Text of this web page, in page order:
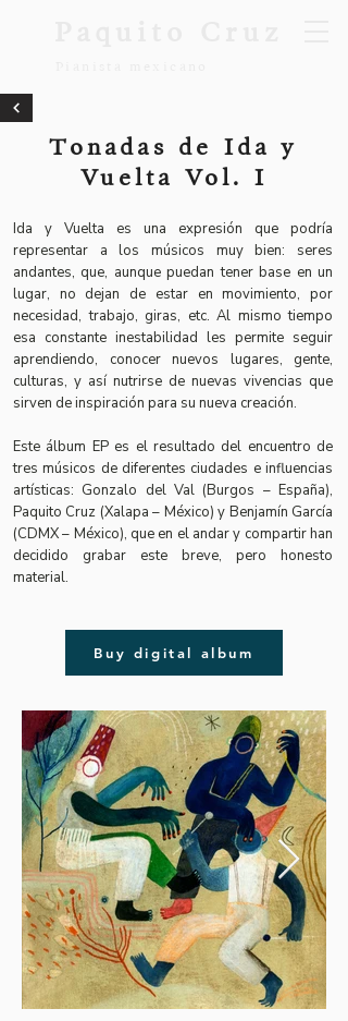
Tonadas de Ida y
Vuelta Vol. I
Ida y Vuelta es una expresión que podría
representar a los músicos muy bien: seres
andantes, que, aunque puedan tener base en un
lugar, no dejan de estar en movimiento, por
necesidad, trabajo, giras, etc. Al mismo tiempo
esa constante inestabilidad les permite seguir
aprendiendo, conocer nuevos lugares, gente,
culturas, y así nutrirse de nuevas vivencias que
sirven de inspiración para su nueva creación.
Este álbum EP es el resultado del encuentro de
tres músicos de diferentes ciudades e influencias
artísticas: Gonzalo del Val (Burgos – España),
Paquito Cruz (Xalapa – México) y Benjamín García
(CDMX – México), que en el andar y compartir han
decidido grabar este breve, pero honesto
material.
Buy digital album